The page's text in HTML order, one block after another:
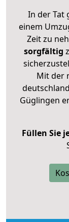
In der Tat
einem
Zeit zu
sorgfältig
Mit der
Güglingen
Füllen Sie